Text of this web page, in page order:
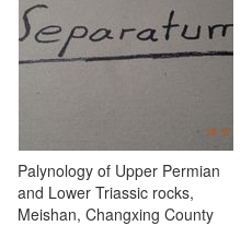
Palynology of Upper Permian
and Lower Triassic rocks,
Meishan, Changxing County